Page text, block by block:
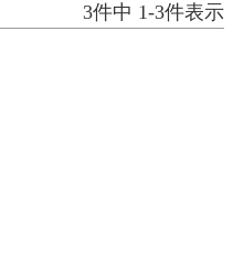
3件中 1-3件表示